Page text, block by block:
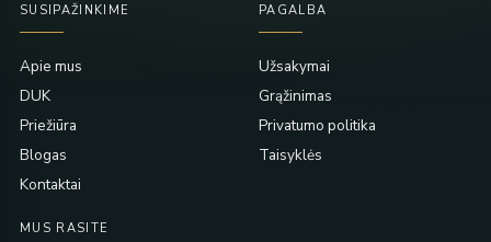
SUSIPAŽINKIME
Apie mus
DUK
Priežiūra
Blogas
Kontaktai
PAGALBA
Užsakymai
Grąžinimas
Privatumo politika
Taisyklės
MUS RASITE